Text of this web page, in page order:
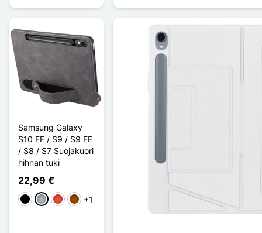
Samsung Galaxy
S10 FE / S9 / S9 FE
/ S8 / S7 Suojakuori
hihnan tuki
22,99 €
MustaHarmaaPunainen
Ruskea
+1